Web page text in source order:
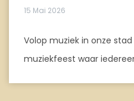
15 Mai 2026
Volop muziek in onze
muziekfeest waar